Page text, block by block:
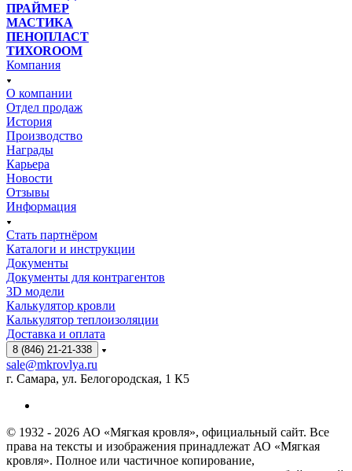
ПРАЙМЕР
МАСТИКА
ПЕНОПЛАСТ
ТИХОROOM
Компания
О компании
Отдел продаж
История
Производство
Награды
Карьера
Новости
Отзывы
Информация
Стать партнёром
Каталоги и инструкции
Документы
Документы для контрагентов
3D модели
Калькулятор кровли
Калькулятор теплоизоляции
Доставка и оплата
8 (846) 21-21-338
sale@mkrovlya.ru
г. Самара, ул. Белогородская, 1 К5
© 1932 - 2026 АО «Мягкая кровля», официальный сайт. Все
права на тексты и изображения принадлежат АО «Мягкая
кровля». Полное или частичное копирование,